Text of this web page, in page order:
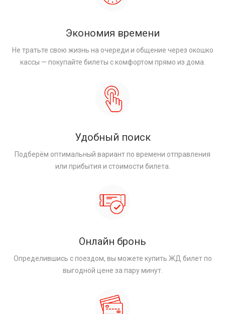
Экономия времени
Не тратьте свою жизнь на очереди и общение через окошко
кассы — покупайте билеты с комфортом прямо из дома.
Удобный поиск
Подберём оптимальный вариант по времени отправления
или прибытия и стоимости билета.
Онлайн бронь
Определившись с поездом, вы можете купить ЖД билет по
выгодной цене за пару минут.